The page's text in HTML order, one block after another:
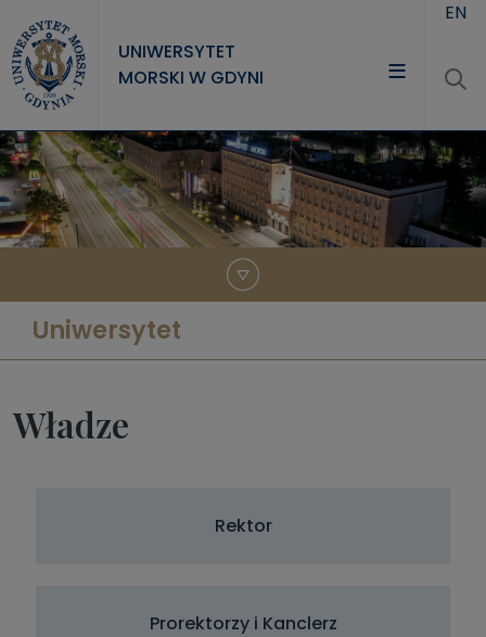
UNIWERSYTET
MORSKI W GDYNI
UNIWERSYTET
STUDIA
NAUKA
EN
Uniwersytet
Władze
Rektor
Prorektorzy i Kanclerz